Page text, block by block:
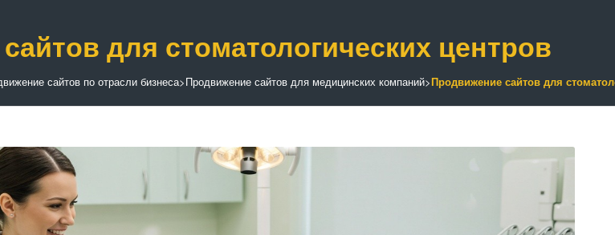
для стоматологических центров
сайтов по отрасли бизнеса>Продвижение сайтов для медицинских компаний>Продвижение сайтов для